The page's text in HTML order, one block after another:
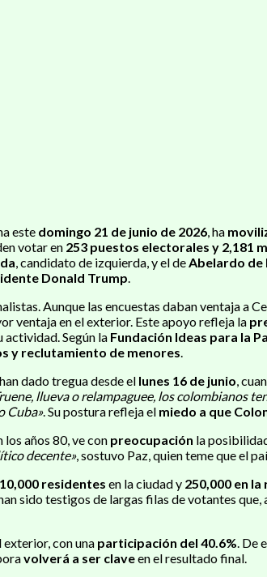
este domingo 21 de junio de 2026, ha
votar en 253 puestos electorales y 2,181
, candidato de izquierda, y el deAbelardo de
Donald Trump.
Aunque las encuestas daban ventaja a
ventaja en el exterior. Este apoyo refleja la
actividad. Según la Fundación Ideas para la
y reclutamiento de menores.
dado tregua desde el lunes 16 de junio,
llueva o relampaguee, los colombianos
Cuba». Su postura refleja el miedo a que
años 80, ve con preocupación la
decente», sostuvo Paz, quien teme que el
residentes en la ciudad y 250,000 en
sido testigos de largas filas de votantes que,
con una participación del 40.6%. De
volverá a ser claveen el resultado final.